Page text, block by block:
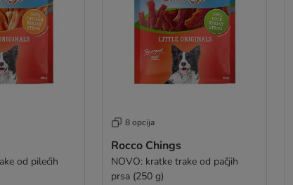
od pilećih
8 opcija
Rocco Chings
NOVO: kratke trake od pačjih
prsa (250 g)